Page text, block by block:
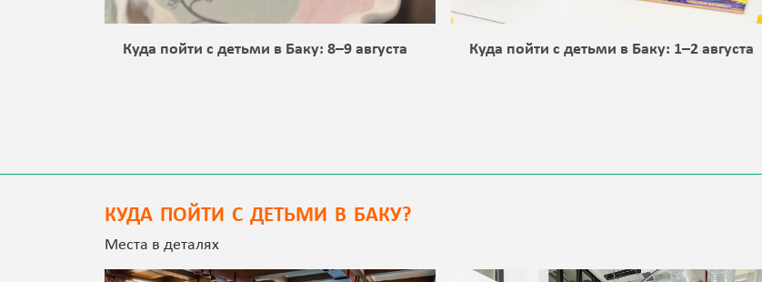
Куда пойти с детьми в Баку: 8–9 августа Куда пойти с детьми в Баку: 1–2 августа
КУДА ПОЙТИ С ДЕТЬМИ В БАКУ?
Места в деталях